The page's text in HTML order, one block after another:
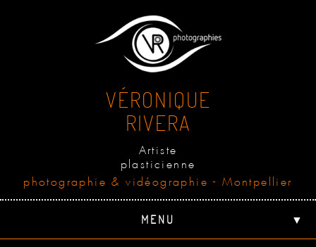
VÉRONIQUE
RIVERA
Artiste
plasticienne
photographie & vidéographie - Montpellier
MENU ▼